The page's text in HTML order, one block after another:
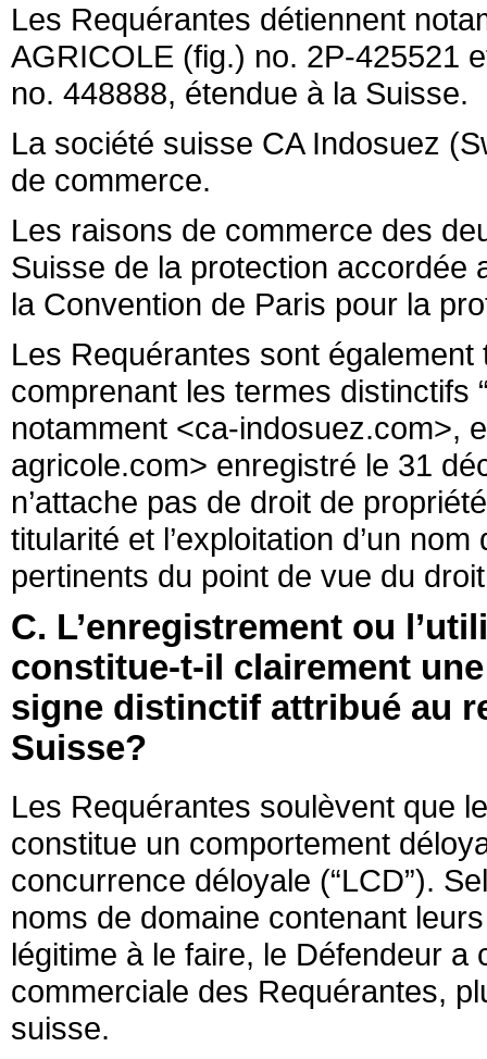
Les Requérantes détiennent
AGRICOLE (fig.) no. 2P-425521
no. 448888, étendue à la Suisse.
La société suisse CA Indosuez
de commerce.
Les raisons de commerce des
Suisse de la protection accordée
la Convention de Paris pour la
Les Requérantes sont
comprenant les termes distinctifs
notamment <ca-indosuez.com>,
agricole.com> enregistré le 31
n’attache pas de droit de
titularité et l’exploitation d’un
pertinents du point de vue du
C. L’enregistrement ou
constitue-t-il clairement
signe distinctif attribué au
Suisse?
Les Requérantes soulèvent que
constitue un comportement
concurrence déloyale (“LCD”).
noms de domaine contenant
légitime à le faire, le Défendeur a
commerciale des Requérantes,
suisse.